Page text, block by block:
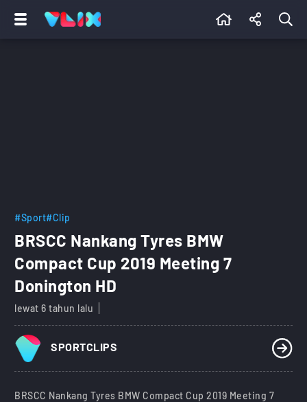
#Sport#Clip
BRSCC Nankang Tyres BMW
Compact Cup 2019 Meeting 7
Donington HD
lewat 6 tahun lalu
SPORTCLIPS
BRSCC Nankang Tyres BMW Compact Cup 2019 Meeting 7